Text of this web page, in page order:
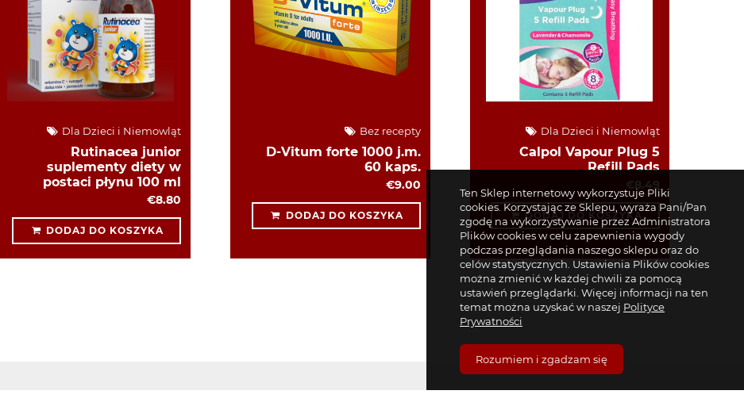
Ten Sklep internetowy wykorzystuje Pliki
cookies. Korzystając ze Sklepu, wyraża Pani/Pan
zgodę na wykorzystywanie przez Administratora
Plików cookies w celu zapewnienia wygody
podczas przeglądania naszego sklepu oraz do
celów statystycznych. Ustawienia Plików cookies
można zmienić w każdej chwili za pomocą
ustawień przeglądarki. Więcej informacji na ten
temat można uzyskać w naszej Polityce
Prywatności
Rozumiem i zgadzam się
Dla Dzieci i Niemowląt
Rutinacea junior
suplementy diety w
postaci płynu 100 ml
€8.80
DODAJ DO KOSZYKA
Bez recepty
D-Vitum forte 1000 j.m.
60 kaps.
€9.00
DODAJ DO KOSZYKA
Dla Dzieci i Niemowląt
Calpol Vapour Plug 5
Refill Pads
€8.49
DODAJ DO KOSZYKA